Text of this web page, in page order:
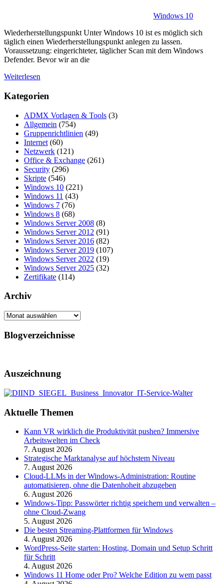
Windows 10
Wiederherstellungspunkt Unter Windows 10 ist es möglich sich
täglich einen Wiederherstellungspunkt anlegen zu lassen.
Voraussetzung: eingerichteter, täglicher Scan mit dem Windows
Defender. Bevor wir an die
Weiterlesen
Kategorien
ADMX Vorlagen & Tools (3)
Allgemein (754)
Gruppenrichtlinien (49)
Internet (60)
Netzwerk (121)
Office & Exchange (261)
Security (296)
Skripte (546)
Windows 10 (221)
Windows 11 (43)
Windows 7 (76)
Windows 8 (68)
Windows Server 2008 (8)
Windows Server 2012 (91)
Windows Server 2016 (82)
Windows Server 2019 (107)
Windows Server 2022 (19)
Windows Server 2025 (32)
Zertifikate (114)
Archiv
Archiv
Blogverzeichnisse
Auszeichnung
Aktuelle Themen
Kann VR wirklich die Produktivität pushen? Immersive
Arbeitswelten im Check
7. August 2026
Strategische Marktanalyse auf höchstem Niveau
7. August 2026
Cloud-LLMs in der Windows-Administration: Routine
automatisieren, ohne die Datenhoheit abzugeben
6. August 2026
Windows-Tipp: Passwörter richtig speichern und verwalten –
ohne Cloud-Zwang
5. August 2026
Die besten Streaming-Plattformen für Windows
4. August 2026
WordPress-Seite starten: Hosting, Domain und Setup Schritt
für Schritt
4. August 2026
Windows 11 Home oder Pro? Welche Edition zu wem passt